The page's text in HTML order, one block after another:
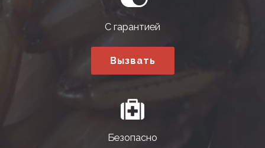
С гарантией
Вызвать
Безопасно